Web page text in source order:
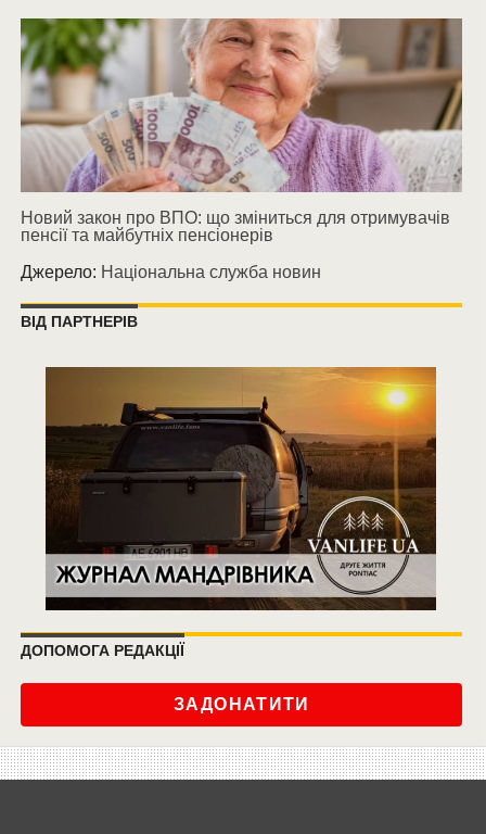
Новий закон про ВПО: що зміниться для отримувачів
пенсії та майбутніх пенсіонерів
Джерело: Національна служба новин
ВІД ПАРТНЕРІВ
ДОПОМОГА РЕДАКЦІЇ
ЗАДОНАТИТИ